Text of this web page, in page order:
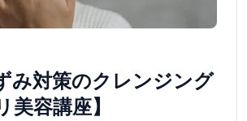
み対策のクレンジング
美容講座】